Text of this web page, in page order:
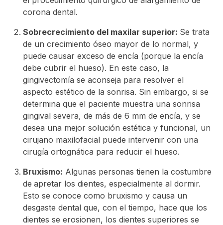
corona dental.
Sobrecrecimiento del maxilar superior: Se trata
de un crecimiento óseo mayor de lo normal, y
puede causar exceso de encía (porque la encía
debe cubrir el hueso). En este caso, la
gingivectomía se aconseja para resolver el
aspecto estético de la sonrisa. Sin embargo, si se
determina que el paciente muestra una sonrisa
gingival severa, de más de 6 mm de encía, y se
desea una mejor solución estética y funcional, un
cirujano maxilofacial puede intervenir con una
cirugía ortognática para reducir el hueso.
Bruxismo: Algunas personas tienen la costumbre
de apretar los dientes, especialmente al dormir.
Esto se conoce como bruxismo y causa un
desgaste dental que, con el tiempo, hace que los
dientes se erosionen, los dientes superiores se